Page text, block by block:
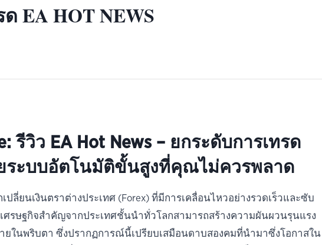
EA HOT NEWS
รีวิว EA Hot News – ยกระดับการเทรด
ระบบอัตโนมัติขั้นสูงที่คุณไม่ควรพลาด
ปลี่ยนเงินตราต่างประเทศ (Forex) ที่มีการเคลื่อนไหวอย่างรวดเร็วและซับ
ศรษฐกิจสำคัญจากประเทศชั้นนำทั่วโลกสามารถสร้างความผันผวนรุนแรง
ในพริบตา ซึ่งปรากฏการณ์นี้เปรียบเสมือนดาบสองคมที่นำมาซึ่งโอกาสใน